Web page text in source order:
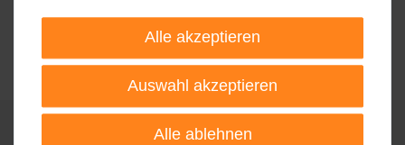
Alle akzeptieren
Auswahl akzeptieren
Alle ablehnen
Alle akzeptieren
Auswahl akzeptieren
Alle ablehnen